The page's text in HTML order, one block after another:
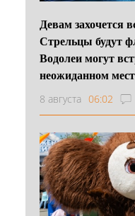
Девам захочется
Стрельцы будут
Водолеи могут
неожиданном
8 августа 06:02